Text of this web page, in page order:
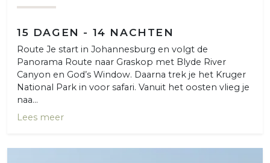
15 DAGEN - 14 NACHTEN
Route Je start in Johannesburg en volgt de
Panorama Route naar Graskop met Blyde River
Canyon en God’s Window. Daarna trek je het Kruger
National Park in voor safari. Vanuit het oosten vlieg je
naa...
Lees meer